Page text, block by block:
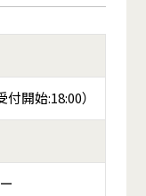
付開始:18:00）